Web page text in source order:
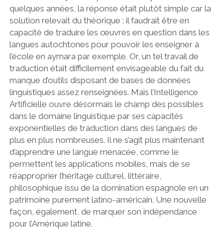
quelques années, la réponse était plutôt simple car la
solution relevait du théorique : il faudrait être en
capacité de traduire les œuvres en question dans les
langues autochtones pour pouvoir les enseigner à
l’école en aymara par exemple. Or, un tel travail de
traduction était difficilement envisageable du fait du
manque d’outils disposant de bases de données
linguistiques assez renseignées. Mais l’Intelligence
Artificielle ouvre désormais le champ des possibles
dans le domaine linguistique par ses capacités
exponentielles de traduction dans des langues de
plus en plus nombreuses. Il ne s’agit plus maintenant
d’apprendre une langue menacée, comme le
permettent les applications mobiles, mais de se
réapproprier l’héritage culturel, littéraire,
philosophique issu de la domination espagnole en un
patrimoine purement latino-américain. Une nouvelle
façon, également, de marquer son indépendance
pour l’Amérique latine.